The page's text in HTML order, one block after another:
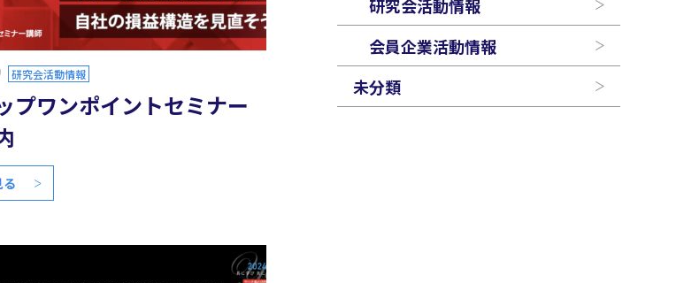
研究会活動情報
プワンポイントセミナー
研究会活動情報
会員企業活動情報
未分類